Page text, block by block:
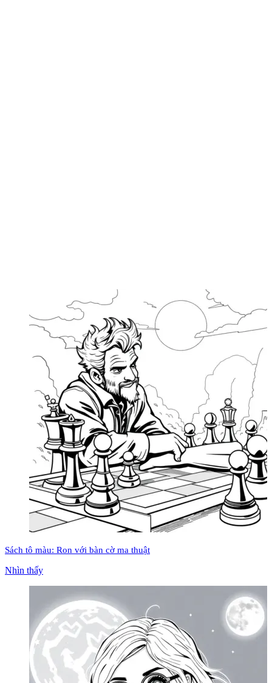
Sách tô màu: Ron với bàn cờ ma thuật
Nhìn thấy